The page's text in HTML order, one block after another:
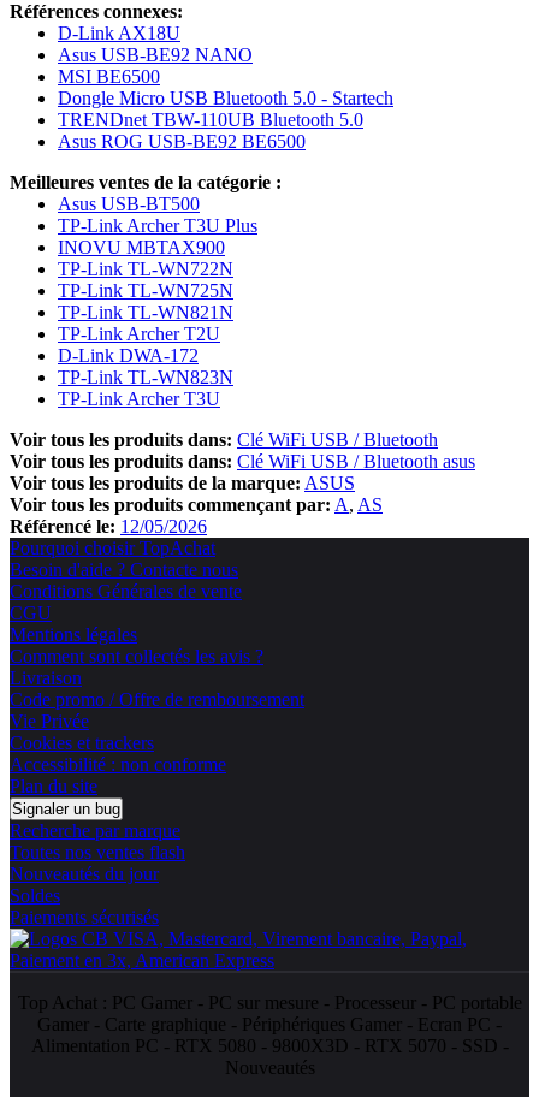
Références connexes:
D-Link AX18U
Asus USB-BE92 NANO
MSI BE6500
Dongle Micro USB Bluetooth 5.0 - Startech
TRENDnet TBW-110UB Bluetooth 5.0
Asus ROG USB-BE92 BE6500
Meilleures ventes de la catégorie :
Asus USB-BT500
TP-Link Archer T3U Plus
INOVU MBTAX900
TP-Link TL-WN722N
TP-Link TL-WN725N
TP-Link TL-WN821N
TP-Link Archer T2U
D-Link DWA-172
TP-Link TL-WN823N
TP-Link Archer T3U
Voir tous les produits dans: Clé WiFi USB / Bluetooth
Voir tous les produits dans: Clé WiFi USB / Bluetooth asus
Voir tous les produits de la marque: ASUS
Voir tous les produits commençant par: A AS
Référencé le: 12/05/2026
Pourquoi choisir TopAchat
Besoin d'aide ? Contacte nous
Conditions Générales de vente
CGU
Mentions légales
Comment sont collectés les avis ?
Livraison
Code promo / Offre de remboursement
Vie Privée
Cookies et trackers
Accessibilité : non conforme
Plan du site
Signaler un bug
Recherche par marque
Toutes nos ventes flash
Nouveautés du jour
Soldes
Paiements sécurisés
Top Achat : PC Gamer- PC sur mesure - Processeur- PC portable
Gamer - Carte graphique - Périphériques Gamer - Ecran PC -
Alimentation PC - RTX 5080 - 9800X3D - RTX 5070 - SSD -
Nouveautés